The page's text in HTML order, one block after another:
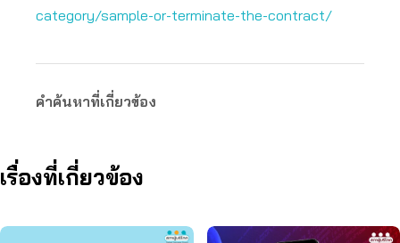
category/sample-or-terminate-the-contract/
คำค้นหาที่เกี่ยวข้อง
เรื่องที่เกี่ยวข้อง